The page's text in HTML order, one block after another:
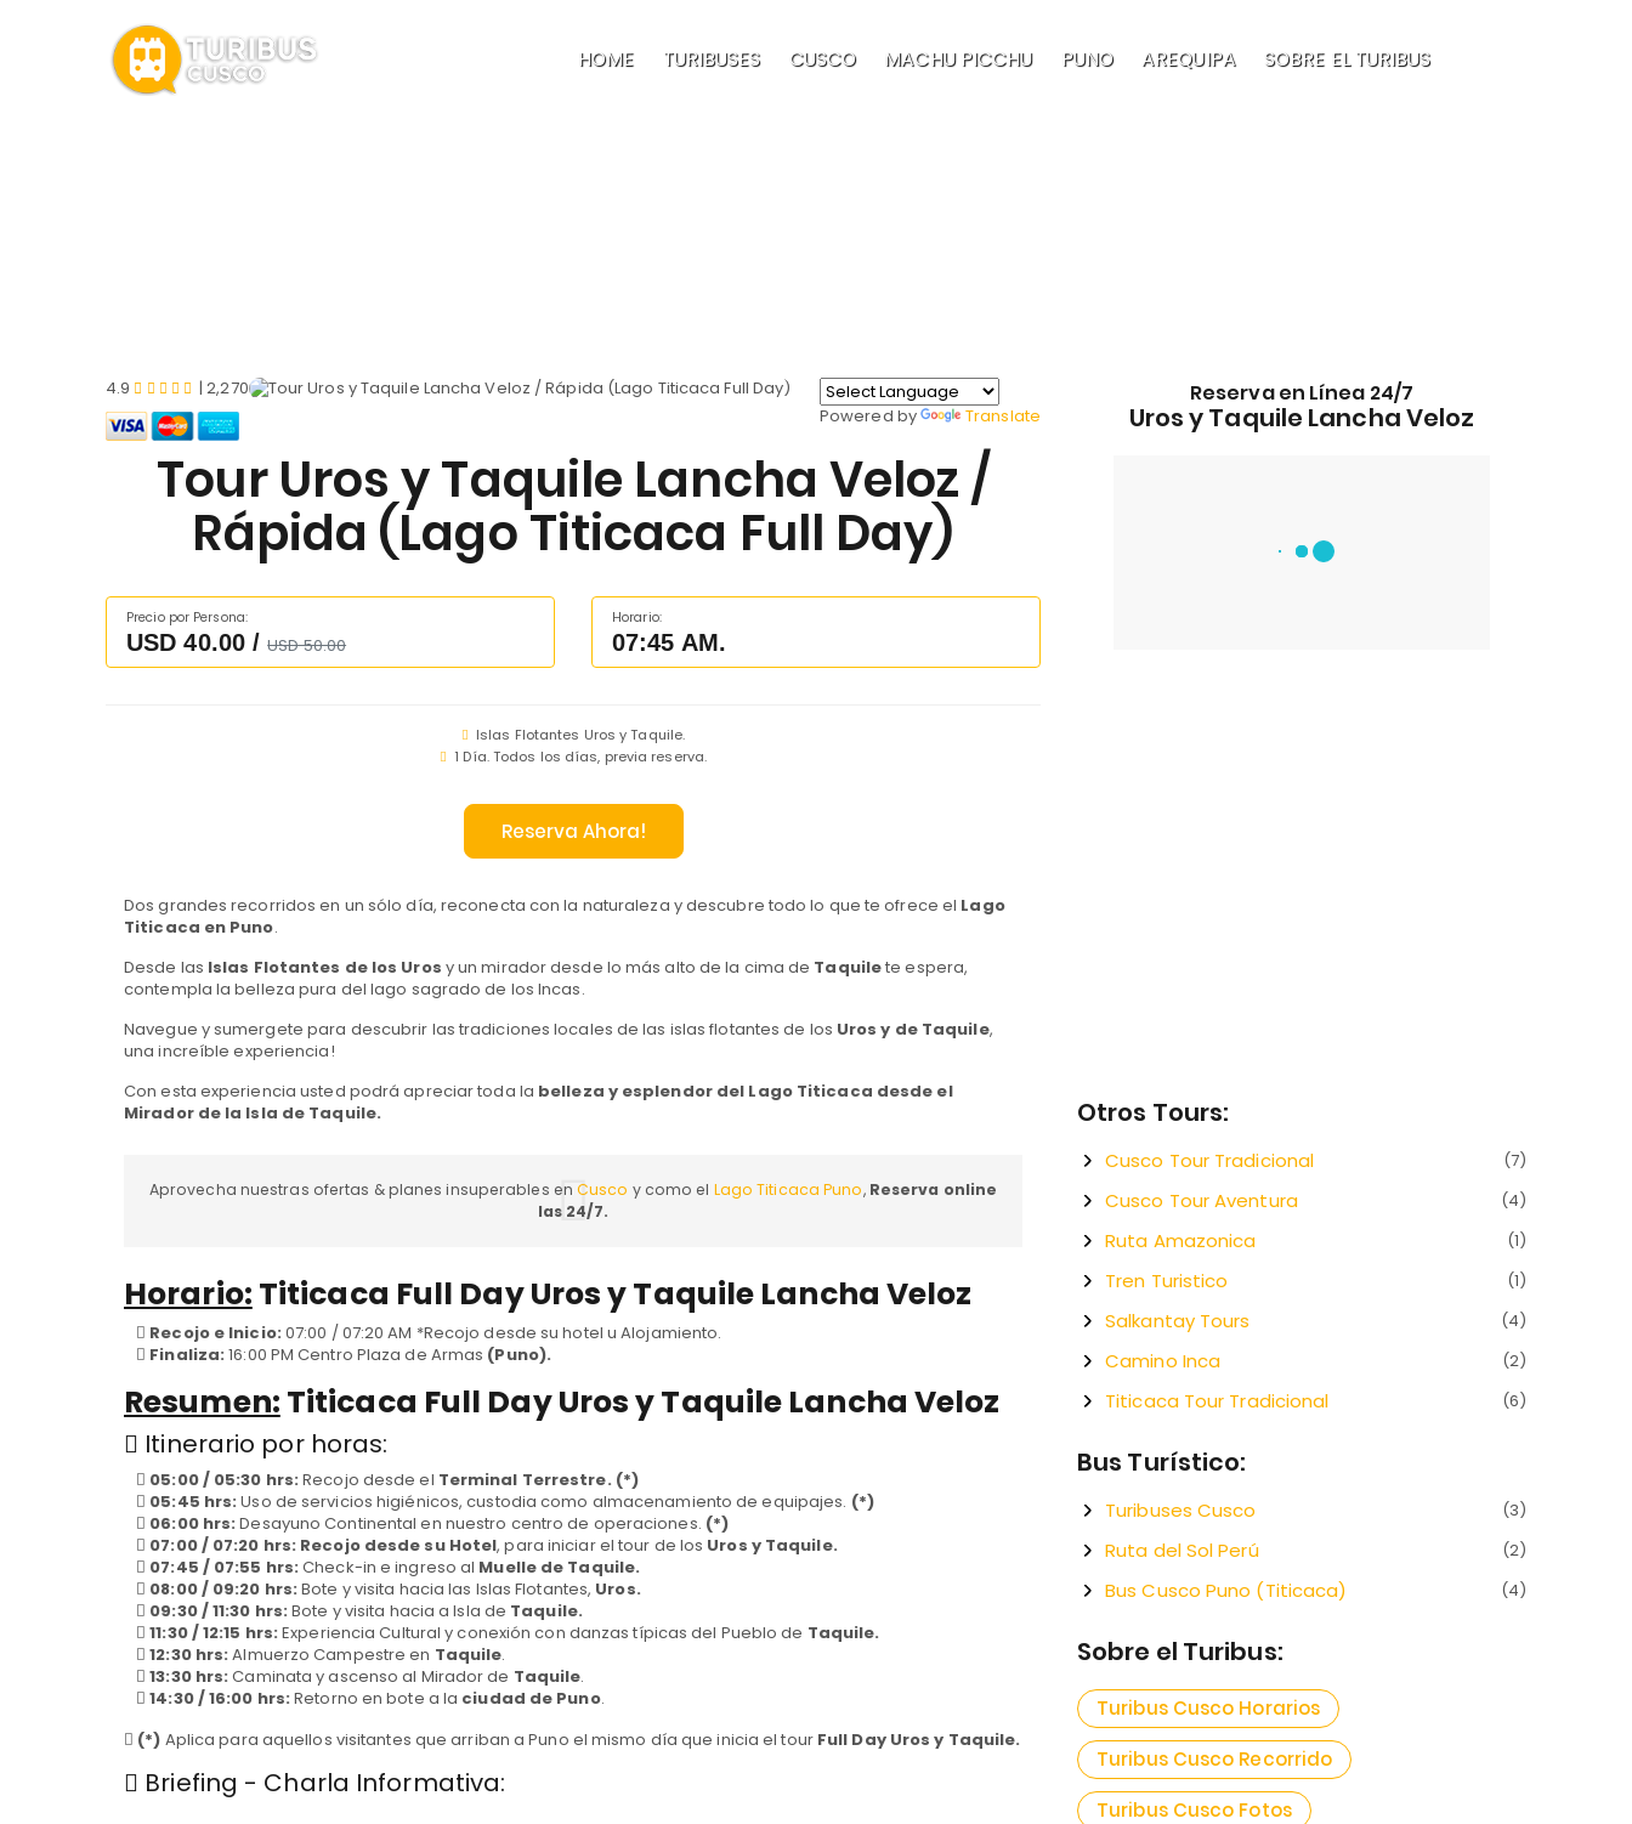
HOME TURIBUSES CUSCO MACHU PICCHU PUNO AREQUIPA SOBRE EL TURIBUS
4.9
| 2,270
Powered by
Translate
Tour Uros y Taquile Lancha Veloz /
Rápida (Lago Titicaca Full Day)
Precio por Persona:
USD 40.00 /USD 50.00
Horario:
07:45 AM.
Islas Flotantes Uros y Taquile.
1 Día. Todos los días, previa reserva.
Reserva Ahora!
Dos grandes recorridos en un sólo día, reconecta con la naturaleza y descubre todo lo que te ofrece el Lago
Titicaca en Puno.
Desde las Islas Flotantes de los Uros y un mirador desde lo más alto de la cima de Taquilete espera,
contempla la belleza pura del lago sagrado de los Incas.
Navegue y sumergete para descubrir las tradiciones locales de las islas flotantes de los Uros y de Taquile,
una increíble experiencia!
Con esta experiencia usted podrá apreciar toda la belleza y esplendor del Lago Titicaca desde el
Mirador de la Isla de Taquile.
Aprovecha nuestras ofertas & planes insuperables enCusco y como el Lago Titicaca Puno, Reserva online
las 24/7.
Horario: Titicaca Full Day Uros y Taquile Lancha Veloz
Recojo e Inicio: 07:00 / 07:20 AM *Recojo desde su hotel u Alojamiento.
Finaliza: 16:00 PM Centro Plaza de Armas (Puno).
Resumen: Titicaca Full Day Uros y Taquile Lancha Veloz
Itinerario por horas:
05:00 / 05:30 hrs:Recojo desde el Terminal Terrestre. (*)
05:45 hrs: Uso de servicios higiénicos, custodia como almacenamiento de equipajes. (*)
06:00 hrs: Desayuno Continental en nuestro centro de operaciones. (*)
07:00 / 07:20 hrs: Recojo desde su Hotel, para iniciar el tour de los Uros y Taquile.
07:45 / 07:55 hrs: Check-in e ingreso al Muelle de Taquile.
08:00 / 09:20 hrs: Bote y visita hacia las Islas Flotantes, Uros.
09:30 / 11:30 hrs: Bote y visita hacia a Isla de Taquile.
11:30 / 12:15 hrs: Experiencia Cultural y conexión con danzas típicas del Pueblo de Taquile.
12:30 hrs:Almuerzo Campestre en Taquile.
13:30 hrs: Caminata y ascenso al Mirador de Taquile.
14:30 / 16:00 hrs: Retorno en bote a la ciudad de Puno.
(*) Aplica para aquellos visitantes que arriban a Puno el mismo día que inicia el tour Full Day Uros y Taquile.
Briefing - Charla Informativa:
Reserva en Línea 24/7
Uros y Taquile Lancha Veloz
Otros Tours:
Cusco Tour Tradicional (7)
Cusco Tour Aventura (4)
Ruta Amazonica (1)
Tren Turistico (1)
Salkantay Tours (4)
Camino Inca (2)
Titicaca Tour Tradicional (6)
Bus Turístico:
Turibuses Cusco (3)
Ruta del Sol Perú (2)
Bus Cusco Puno (Titicaca) (4)
Sobre el Turibus:
Turibus Cusco Horarios
Turibus Cusco Recorrido
Turibus Cusco Fotos